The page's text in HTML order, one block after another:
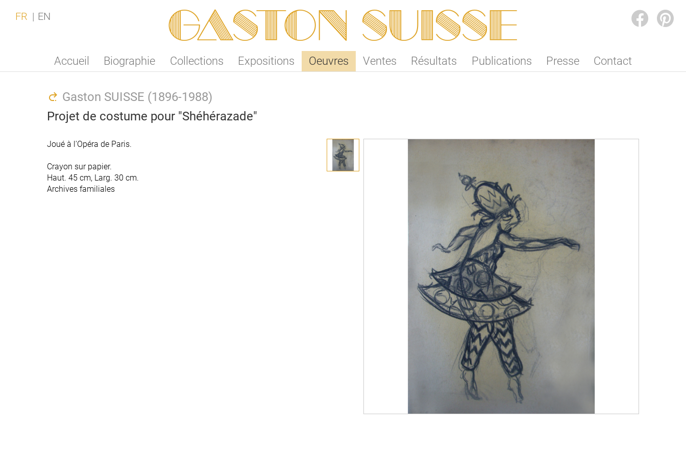
Gaston SUISSE
Accueil Biographie Collections Expositions Oeuvres Ventes Résultats Publications Presse Contact
FR EN
Gaston SUISSE (1896-1988)
Projet de costume pour "Shéhérazade"
Joué à l'Opéra de Paris.
Crayon sur papier.
Haut. 45 cm, Larg. 30 cm.
Archives familiales
Joué à l'Opéra de Paris.
Crayon sur papier.
Haut. 45 cm, Larg. 30 cm.
Archives familiales